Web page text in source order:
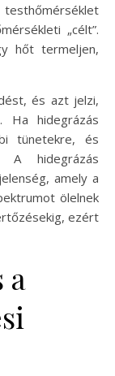
„célt”.
hőt termeljen,
és azt jelzi,
Ha hidegrázás
tünetekre, és
A hidegrázás
amely a
ölelnek
ezért
a